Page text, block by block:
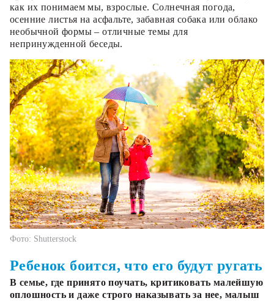
как их понимаем мы, взрослые. Солнечная погода,
осенние листья на асфальте, забавная собака или облако
необычной формы – отличные темы для
непринужденной беседы.
Фото: Shutterstock
Ребенок боится, что его будут ругать
В семье, где принято поучать, критиковать малейшую
оплошность и даже строго наказывать за нее, малыш